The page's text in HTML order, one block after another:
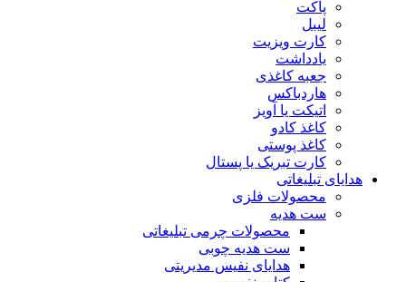
پاکت
لیبل
کارت ویزیت
یادداشت
جعبه کاغذی
هاردباکس
اتیکت یا آویز
کاغذ کادو
کاغذ پوستی
کارت تبریک یا پستال
هدایای تبلیغاتی
محصولات فلزی
ست هدیه
محصولات چرمی تبلیغاتی
ست هدیه چوبی
هدایای نفیس مدیریتی